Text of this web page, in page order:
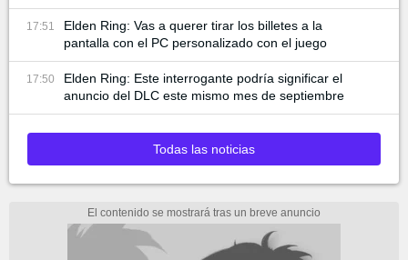
17:51
Elden Ring: Vas a querer tirar los billetes a la
pantalla con el PC personalizado con el juego
17:50
Elden Ring: Este interrogante podría significar el
anuncio del DLC este mismo mes de septiembre
Todas las noticias